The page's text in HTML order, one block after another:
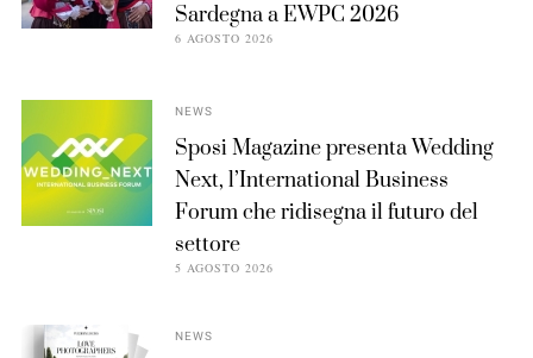
Sardegna a EWPC 2026
6 AGOSTO 2026
NEWS
Sposi Magazine presenta Wedding
Next, l’International Business
Forum che ridisegna il futuro del
settore
5 AGOSTO 2026
NEWS